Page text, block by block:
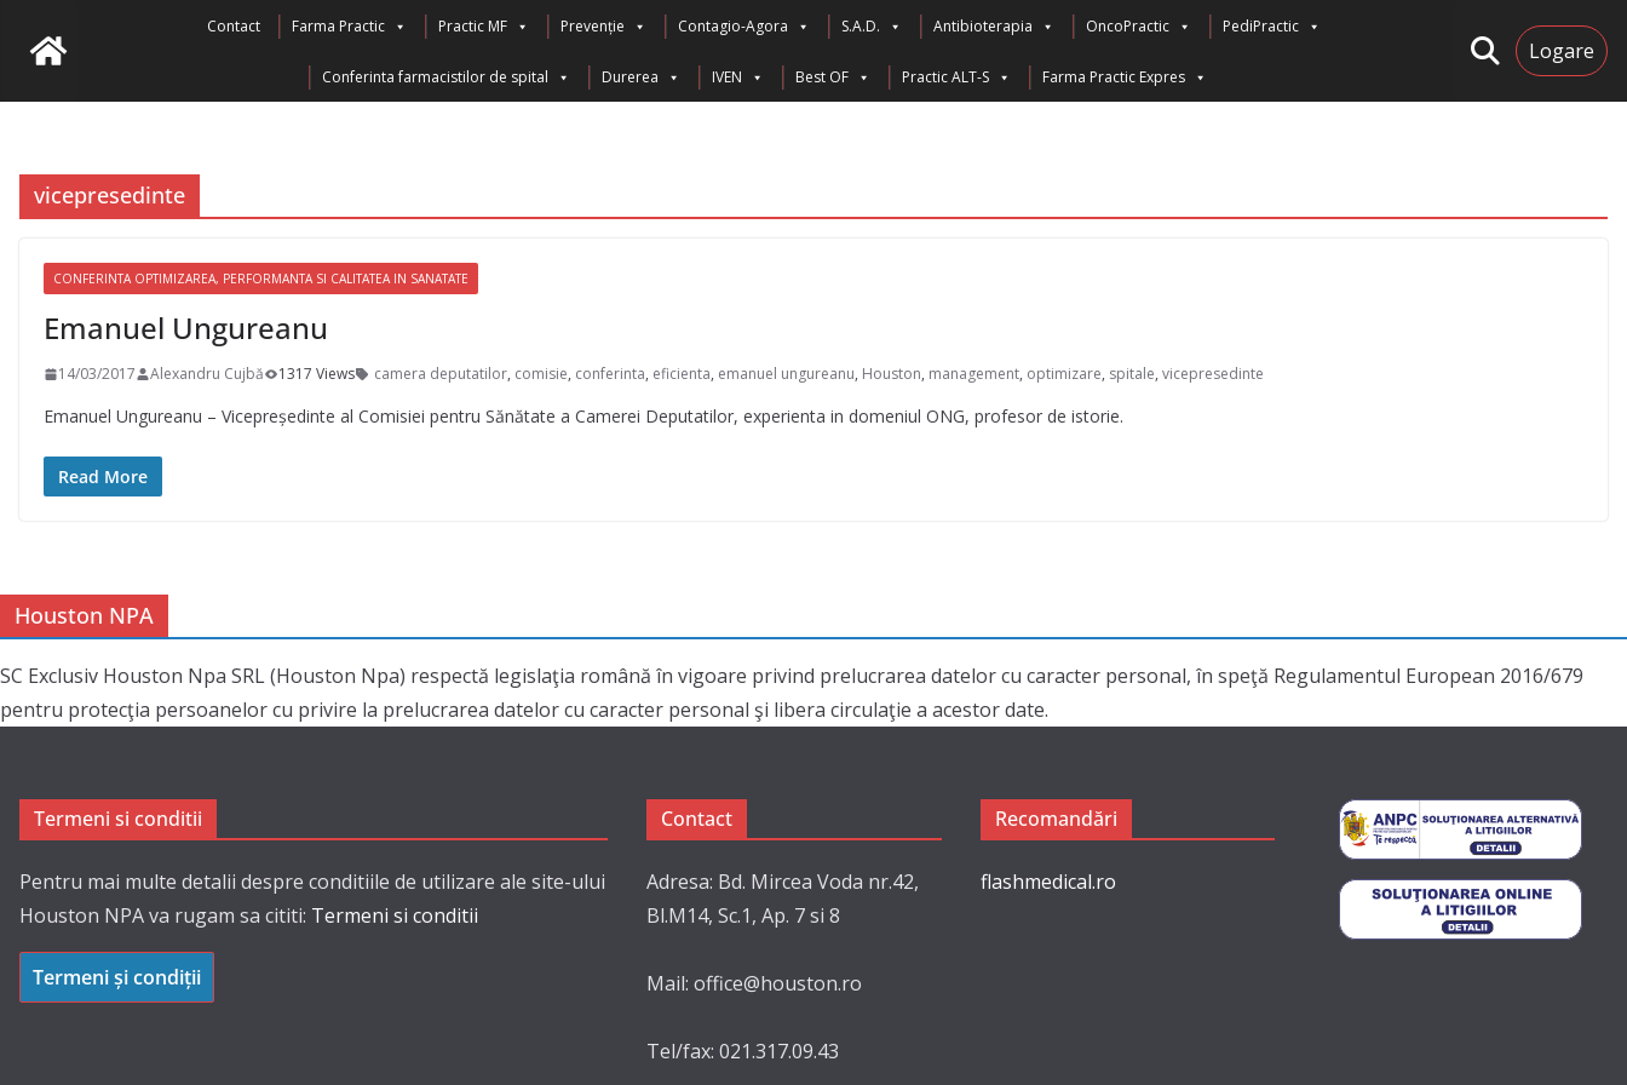
Contact Farma Practic Practic MF Prevenție Contagio-Agora S.A.D. Antibioterapia OncoPractic PediPractic
Conferinta farmacistilor de spital Durerea IVEN Best OF Practic ALT-S Farma Practic Expres
Logare
vicepresedinte
CONFERINTA OPTIMIZAREA, PERFORMANTA SI CALITATEA IN SANATATE
Emanuel Ungureanu
14/03/2017 Alexandru Cujbă 1317 Views camera deputatilor, comisie, conferinta, eficienta, emanuel ungureanu, Houston, management, optimizare, spitale, vicepresedinte
Emanuel Ungureanu – Vicepreședinte al Comisiei pentru Sănătate a Camerei Deputatilor, experienta in domeniul ONG, profesor de istorie.
Read More
Houston NPA
SC Exclusiv Houston Npa SRL (Houston Npa) respectă legislaţia română în vigoare privind prelucrarea datelor cu caracter personal, în speţă Regulamentul European 2016/679
pentru protecţia persoanelor cu privire la prelucrarea datelor cu caracter personal şi libera circulaţie a acestor date.
Termeni si conditii
Pentru mai multe detalii despre conditiile de utilizare ale site-ului
Houston NPA va rugam sa cititi: Termeni si conditii
Termeni și condiții
Contact
Adresa: Bd. Mircea Voda nr.42,
Bl.M14, Sc.1, Ap. 7 si 8
Mail: office@houston.ro
Tel/fax: 021.317.09.43
Recomandări
flashmedical.ro